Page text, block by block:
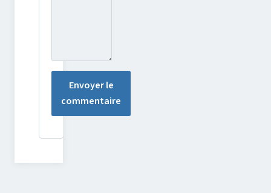
Envoyer le
commentaire